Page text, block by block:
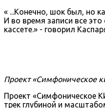
« ...Конечно, шок был, но
И во время записи все
кассете.» - говорил
Проект «Симфоническое
Проект «Симфоническое
трек глубиной и